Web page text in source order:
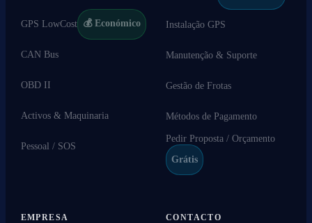
GPS LowCost 💰 Económico
CAN Bus
OBD II
Activos & Maquinaria
Pessoal / SOS
Instalação GPS
Manutenção & Suporte
Gestão de Frotas
Métodos de Pagamento
Pedir Proposta / Orçamento
Grátis
EMPRESA CONTACTO